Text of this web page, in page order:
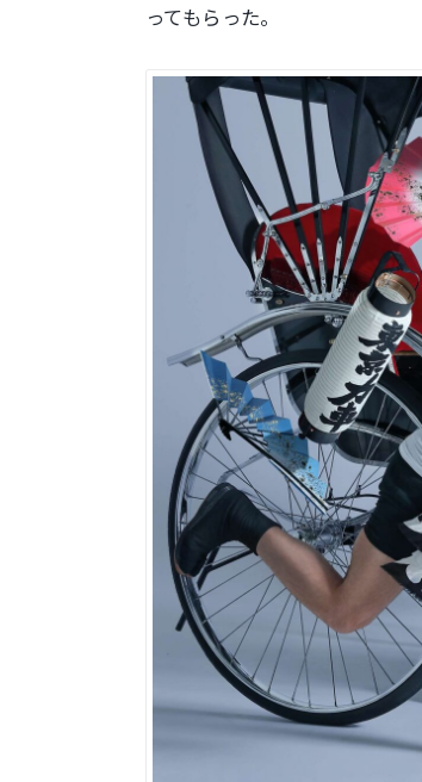
ってもらった。